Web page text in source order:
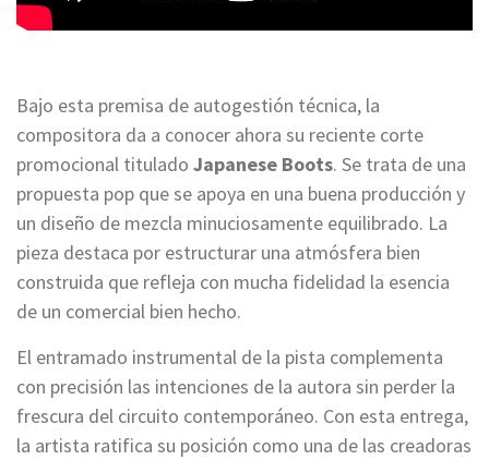
Bajo esta premisa de autogestión técnica, la
compositora da a conocer ahora su reciente corte
promocional titulado Japanese Boots. Se trata de una
propuesta pop que se apoya en una buena producción y
un diseño de mezcla minuciosamente equilibrado. La
pieza destaca por estructurar una atmósfera bien
construida que refleja con mucha fidelidad la esencia
de un comercial bien hecho.
El entramado instrumental de la pista complementa
con precisión las intenciones de la autora sin perder la
frescura del circuito contemporáneo. Con esta entrega,
la artista ratifica su posición como una de las creadoras